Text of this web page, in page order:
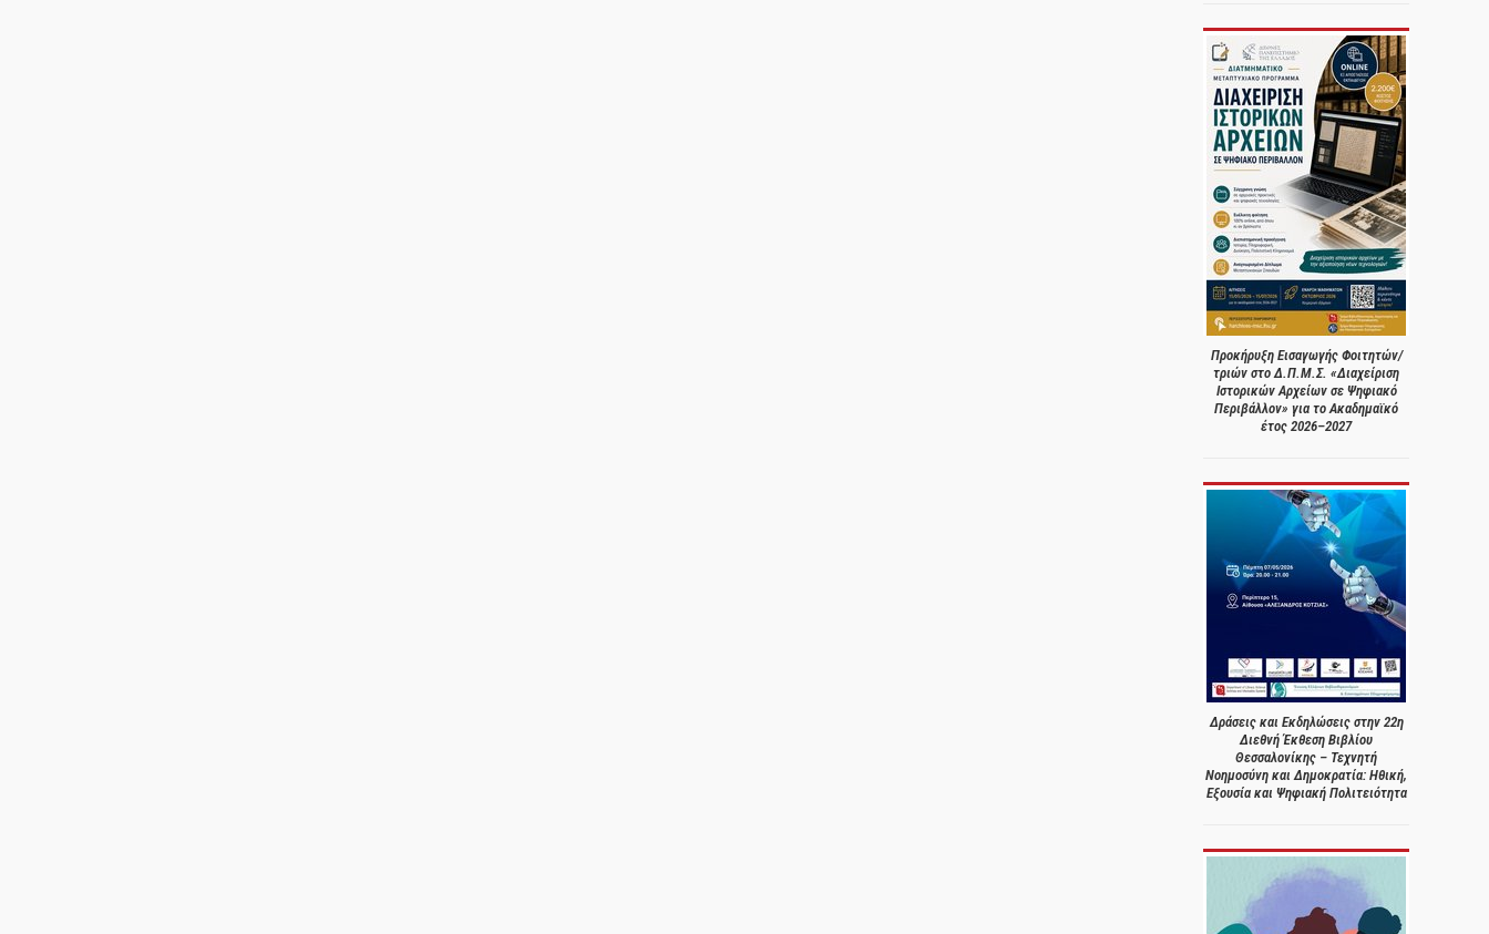
Προκήρυξη Εισαγωγής Φοιτητών/
τριών στο Δ.Π.Μ.Σ. «Διαχείριση
Ιστορικών Αρχείων σε Ψηφιακό
Περιβάλλον» για το Ακαδημαϊκό
έτος 2026–2027
Δράσεις και Εκδηλώσεις στην 22η
Διεθνή Έκθεση Βιβλίου
Θεσσαλονίκης – Τεχνητή
Νοημοσύνη και Δημοκρατία: Ηθική,
Εξουσία και Ψηφιακή Πολιτειότητα